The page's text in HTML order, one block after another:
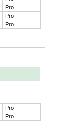
Pro
Pro
Pro
Pro
Pro